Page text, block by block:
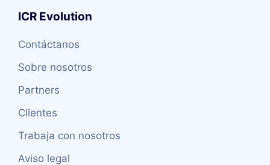
ICR Evolution
Contáctanos
Sobre nosotros
Partners
Clientes
Trabaja con nosotros
Aviso legal